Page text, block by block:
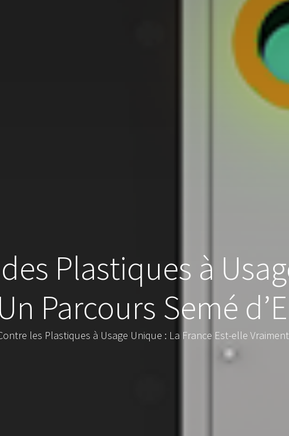
Plastiques à
Parcours Semé
les Plastiques à Usage Unique : La France Est-elle